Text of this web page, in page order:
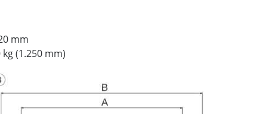
mm
(1.250 mm)